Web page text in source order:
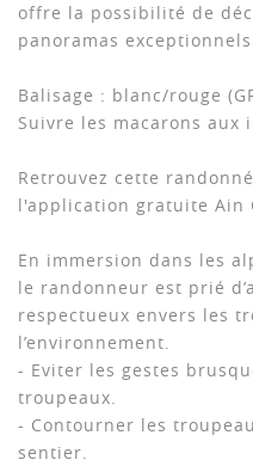
offre la possibilité de
panoramas
Balisage : blanc/rouge
Suivre les macarons aux
Retrouvez cette
l'application gratuite Ain
En immersion dans les
le randonneur est prié
respectueux envers les
l’environnement.
- Eviter les gestes
troupeaux.
- Contourner les
sentier.